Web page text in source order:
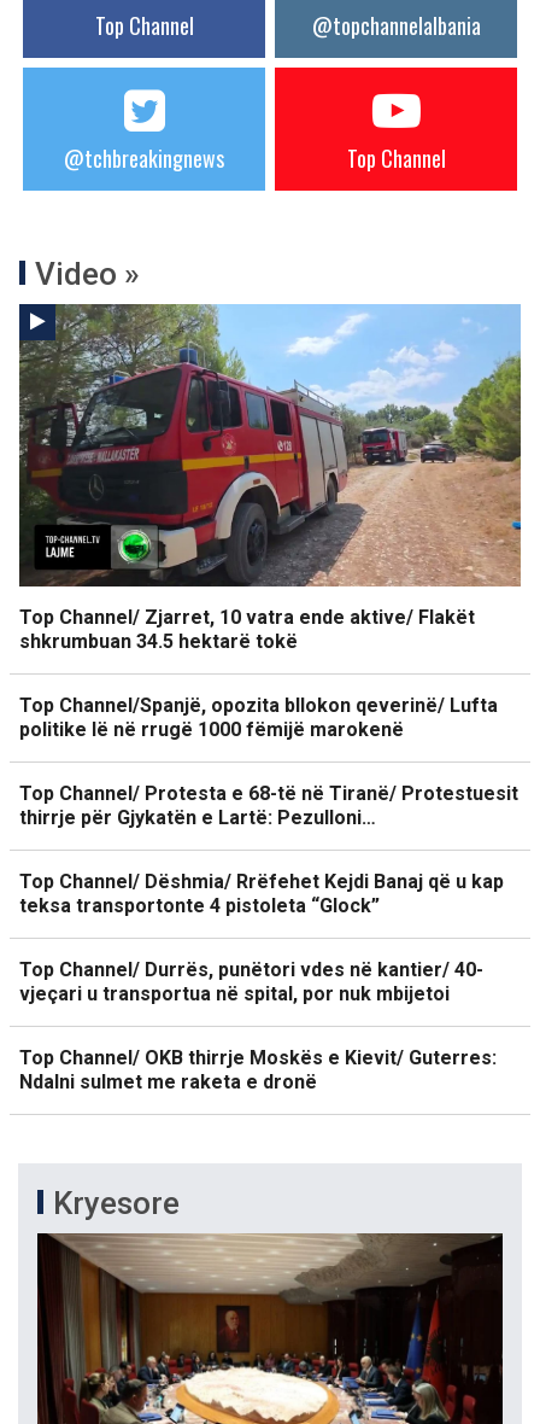
Top Channel @topchannelalbania
@tchbreakingnews Top Channel
Video »
Top Channel/ Zjarret, 10 vatra ende aktive/ Flakët
shkrumbuan 34.5 hektarë tokë
Top Channel/Spanjë, opozita bllokon qeverinë/ Lufta
politike lë në rrugë 1000 fëmijë marokenë
Top Channel/ Protesta e 68-të në Tiranë/ Protestuesit
thirrje për Gjykatën e Lartë: Pezulloni…
Top Channel/ Dëshmia/ Rrëfehet Kejdi Banaj që u kap
teksa transportonte 4 pistoleta “Glock”
Top Channel/ Durrës, punëtori vdes në kantier/ 40-
vjeçari u transportua në spital, por nuk mbijetoi
Top Channel/ OKB thirrje Moskës e Kievit/ Guterres:
Ndalni sulmet me raketa e dronë
Kryesore